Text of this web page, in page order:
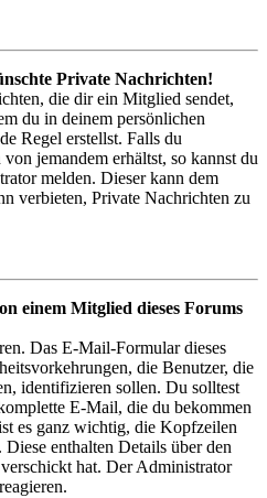
Private Nachrichten!
die dir ein Mitglied sendet,
du in deinem persönlichen
Regel erstellst. Falls du
jemandem erhältst, so kannst du
melden. Dieser kann dem
verbieten, Private Nachrichten zu
einem Mitglied dieses Forums
Das E-Mail-Formular dieses
die Benutzer, die
identifizieren sollen. Du solltest
E-Mail, die du bekommen
es ganz wichtig, die Kopfzeilen
enthalten Details über den
hat. Der Administrator